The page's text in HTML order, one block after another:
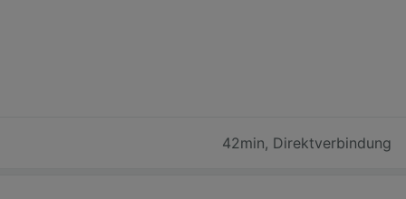
42min, Direktverbindung